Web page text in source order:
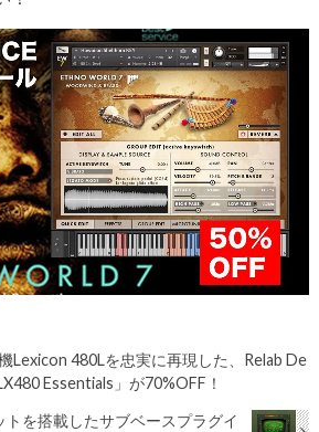
Lexicon 480Lを忠実に再現した、Relab De
Essentials」が70%OFF！
を搭載したサブベースプラグイ